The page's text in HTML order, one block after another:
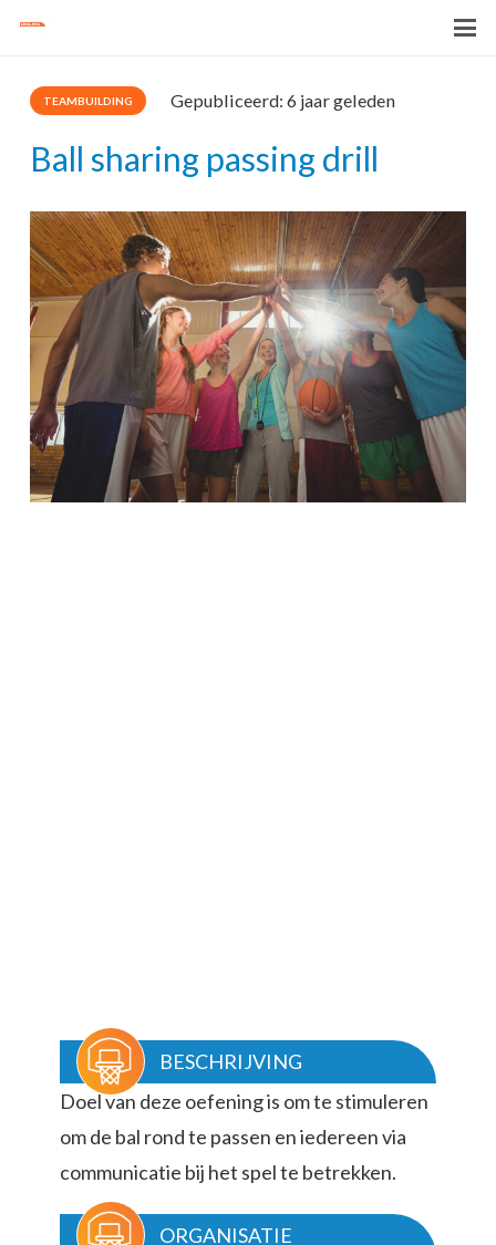
TEAMBUILDING Gepubliceerd: 6 jaar geleden
Ball sharing passing drill
BESCHRIJVING
Doel van deze oefening is om te stimuleren
om de bal rond te passen en iedereen via
communicatie bij het spel te betrekken.
ORGANISATIE